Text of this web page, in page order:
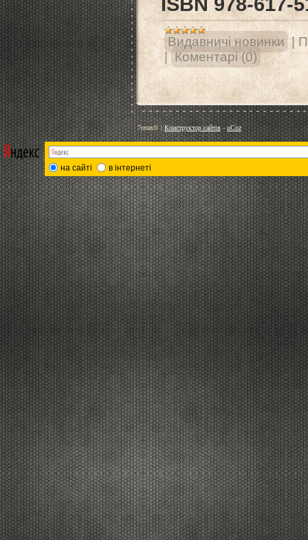
Видавничі новинки |
| Коментарі (0)
7птах©|Конструктор сайтів-uCoz
на сайті в інтернеті